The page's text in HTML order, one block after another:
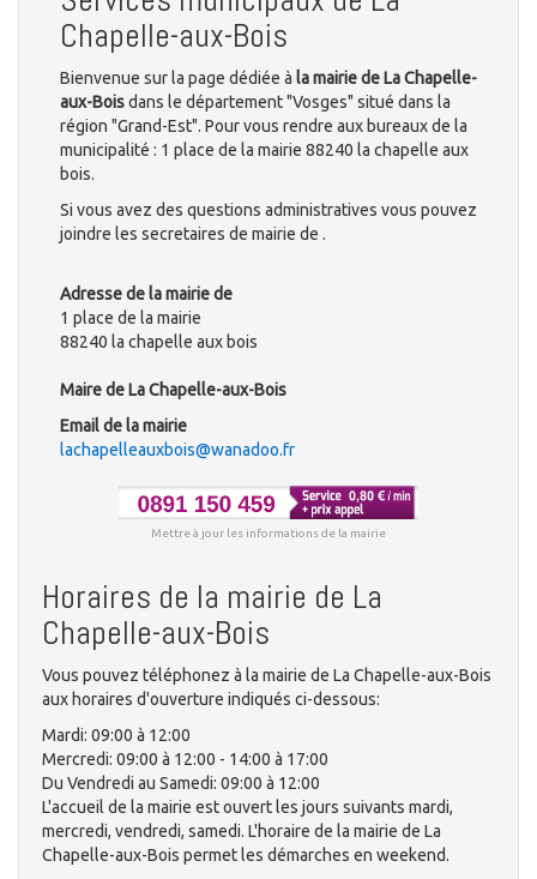
Chapelle-aux-Bois
Bienvenue sur la page dédiée à la mairie de La Chapelle-
aux-Boisdans le département "Vosges" situé dans la
région "Grand-Est". Pour vous rendre aux bureaux de la
municipalité : 1 place de la mairie 88240 la chapelle aux
bois.
Si vous avez des questions administratives vous pouvez
joindre les secretaires de mairie de .
Adresse de la mairie de
1 place de la mairie
88240 la chapelle aux bois
Maire de La Chapelle-aux-Bois
Email de la mairie
lachapelleauxbois@wanadoo.fr
Mettre à jour les informations de la mairie
Horaires de la mairie de La
Chapelle-aux-Bois
Vous pouvez téléphonez à la mairie de La Chapelle-aux-Bois
aux horaires d'ouverture indiqués ci-dessous:
Mardi: 09:00 à 12:00
Mercredi: 09:00 à 12:00 - 14:00 à 17:00
Du Vendredi au Samedi: 09:00 à 12:00
L'accueil de la mairie est ouvert les jours suivants mardi,
mercredi, vendredi, samedi. L'horaire de la mairie de La
Chapelle-aux-Bois permet les démarches en weekend.